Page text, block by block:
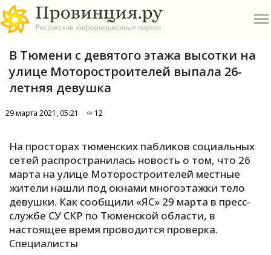
А
Б
В
П
В Тюмени с девятого этажа высотки на
улице Моторостроителей выпала 26-
летняя девушка
29 марта 2021, 05:21 12
На просторах тюменских пабликов социальных
сетей распространилась новость о том, что 26
марта на улице Моторостроителей местные
жители нашли под окнами многоэтажки тело
девушки. Как сообщили «ЯС» 29 марта в пресс-
службе СУ СКР по Тюменской области, в
настоящее время проводится проверка.
Специалисты